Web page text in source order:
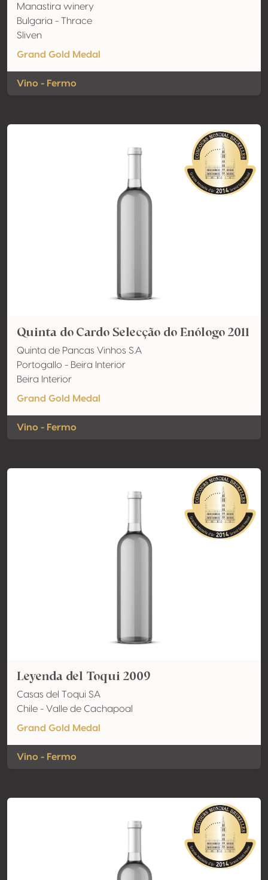
Manastira winery
Bulgaria - Thrace
Sliven
Grand Gold Medal
Vino - Fermo
Quinta do Cardo Selecção do Enólogo 2011
Quinta de Pancas Vinhos S.A
Portogallo - Beira Interior
Beira Interior
Grand Gold Medal
Vino - Fermo
Leyenda del Toqui 2009
Casas del Toqui SA
Chile - Valle de Cachapoal
Grand Gold Medal
Vino - Fermo